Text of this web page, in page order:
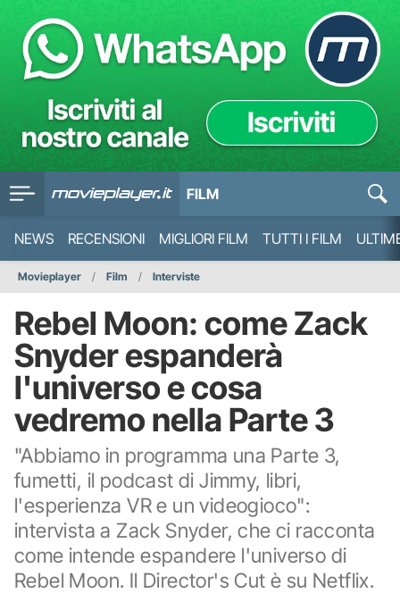
FILM
NEWS RECENSIONI MIGLIORI FILM TUTTI I FILM
Movieplayer Film Interviste
Rebel Moon: come Zack
Snyder espanderà
l'universo e cosa
vedremo nella Parte 3
"Abbiamo in programma una Parte 3,
fumetti, il podcast di Jimmy, libri,
l'esperienza VR e un videogioco":
intervista a Zack Snyder, che ci racconta
come intende espandere l'universo di
Rebel Moon. Il Director's Cut è su Netflix.